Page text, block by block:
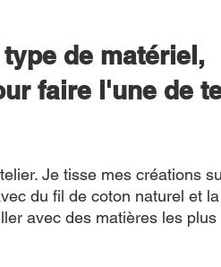
de matériel,
faire l'une de
Je tisse mes créations
du fil de coton naturel et
avec des matières les plus